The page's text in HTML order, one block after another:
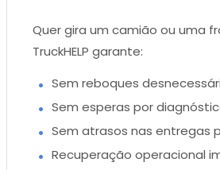
Quer gira um camião ou uma
TruckHELP garante:
Sem reboques
Sem esperas por
Sem atrasos nas entregas
Recuperação operacional